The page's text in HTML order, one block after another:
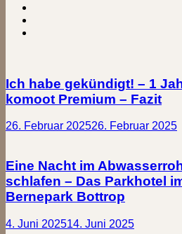
Ich habe gekündigt! – 1
komoot Premium – Fazit
26. Februar 202526. Februar 2025
Eine Nacht im
schlafen – Das Parkhotel
Bernepark Bottrop
4. Juni 202514. Juni 2025